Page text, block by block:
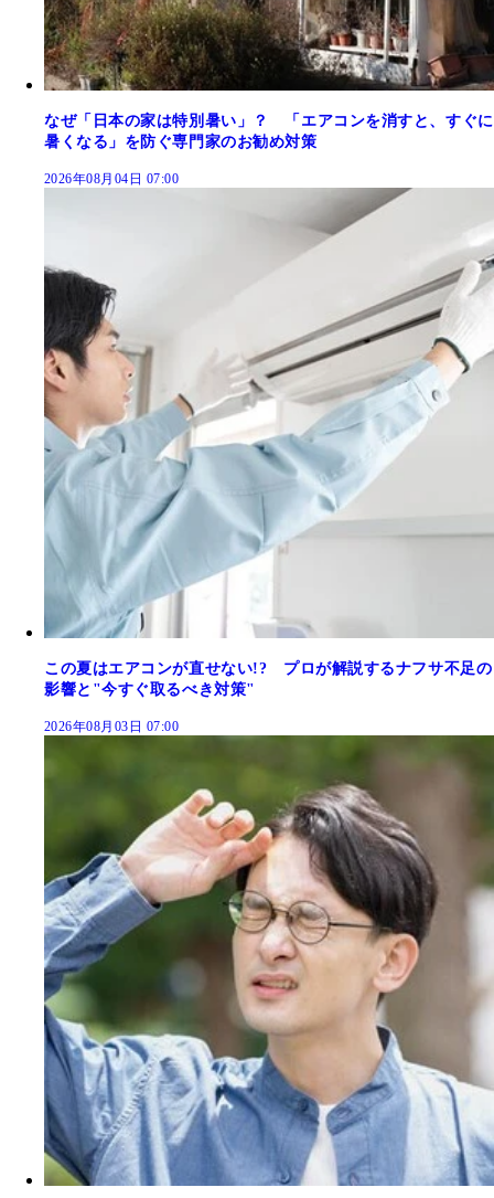
なぜ「日本の家は特別暑い」？ 「エアコンを消すと、すぐに
暑くなる」を防ぐ専門家のお勧め対策
2026年08月04日 07:00
この夏はエアコンが直せない!? プロが解説するナフサ不足の
影響と"今すぐ取るべき対策"
2026年08月03日 07:00